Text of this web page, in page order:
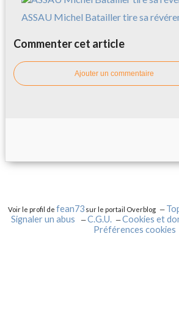
ASSAU Michel Batailler tire sa
Commenter cet article
Ajouter un commentaire
Voir le profil defean73 sur le portail Overblog
Signaler un abus
C.G.U.
Cookies et
Préférences cookies